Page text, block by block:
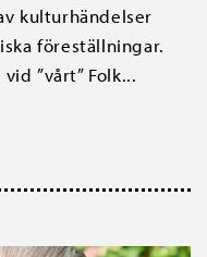
kulturhändelser
föreställningar.
”vårt” Folk...